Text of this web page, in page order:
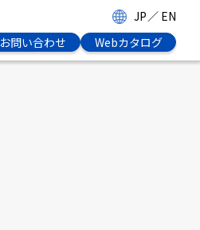
JP／ EN
お問い合わせ Webカタログ